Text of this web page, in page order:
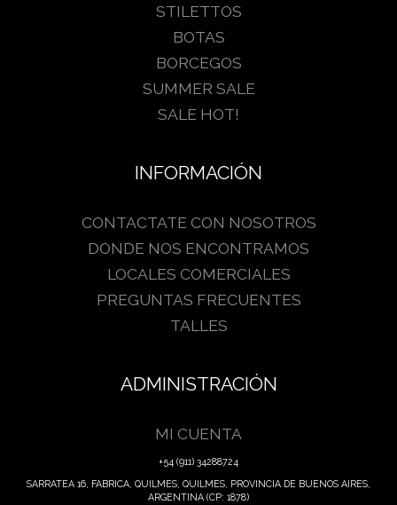
STILETTOS
BOTAS
BORCEGOS
SUMMER SALE
SALE HOT!
INFORMACIÓN
CONTACTATE CON NOSOTROS
DONDE NOS ENCONTRAMOS
LOCALES COMERCIALES
PREGUNTAS FRECUENTES
TALLES
ADMINISTRACIÓN
MI CUENTA
+54 (911) 34288724
SARRATEA 16, FABRICA, QUILMES, QUILMES, PROVINCIA DE BUENOS AIRES,
ARGENTINA (CP: 1878)